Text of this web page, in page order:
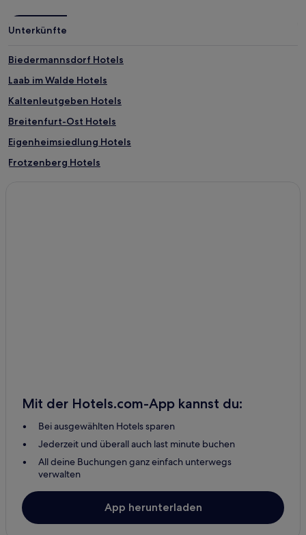
Unterkünfte
Biedermannsdorf Hotels
Laab im Walde Hotels
Kaltenleutgeben Hotels
Breitenfurt-Ost Hotels
Eigenheimsiedlung Hotels
Frotzenberg Hotels
Gumpoldskirchen Hotels
Perchtoldsdorf Hotels
Brunn am Gebirge Hotels
Breitenfurt bei Wien Hotels
Münchendorf Hotels
Maria Enzersdorf Hotels
Mit der Hotels.com-App kannst du:
Bei ausgewählten Hotels sparen
Jederzeit und überall auch last minute buchen
All deine Buchungen ganz einfach unterwegs
verwalten
App herunterladen